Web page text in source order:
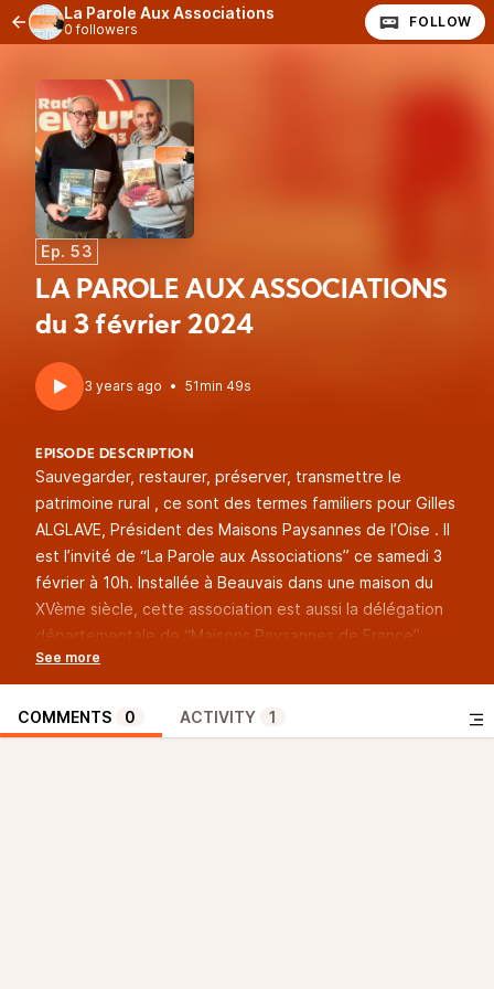
La Parole Aux Associations
0 followers FOLLOW
Ep. 53
LA PAROLE AUX ASSOCIATIONS
du 3 février 2024
3 years ago • 51min 49s
EPISODE DESCRIPTION
Sauvegarder, restaurer, préserver, transmettre le
patrimoine rural , ce sont des termes familiers pour Gilles
ALGLAVE, Président des Maisons Paysannes de l’Oise . Il
est l’invité de “La Parole aux Associations” ce samedi 3
février à 10h. Installée à Beauvais dans une maison du
XVème siècle, cette association est aussi la délégation
départementale de “Maisons Paysannes de France”,
fondée en 1965 reconnue d’utilité publique de
sauvegarde de l’habitat rural traditionnel , dont Gilles est
aussi le président depuis 2018. Vous pouvez être
accompagné dans votre projet grâce à une expérience
COMMENTS 0 ACTIVITY 1